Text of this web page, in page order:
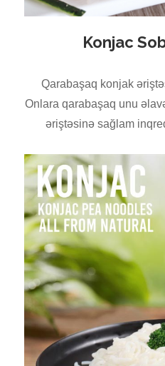
Konjac
Qarabaşaq konjak
Onlara qarabaşaq unu
əriştəsinə sağlam